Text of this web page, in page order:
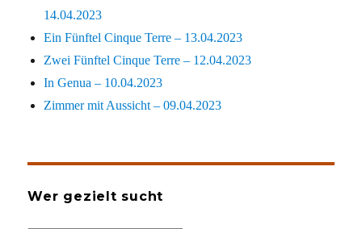
14.04.2023
Ein Fünftel Cinque Terre – 13.04.2023
Zwei Fünftel Cinque Terre – 12.04.2023
In Genua – 10.04.2023
Zimmer mit Aussicht – 09.04.2023
Wer gezielt sucht